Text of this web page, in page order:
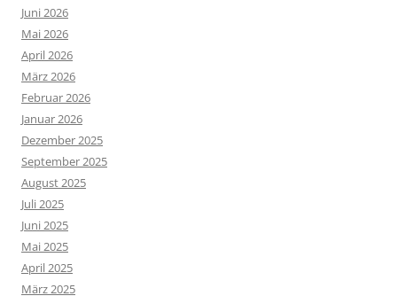
Juni 2026
Mai 2026
April 2026
März 2026
Februar 2026
Januar 2026
Dezember 2025
September 2025
August 2025
Juli 2025
Juni 2025
Mai 2025
April 2025
März 2025